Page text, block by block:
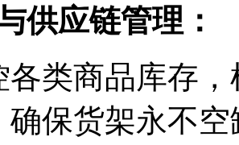
供应链管理：
各类商品库存
确保货架永不